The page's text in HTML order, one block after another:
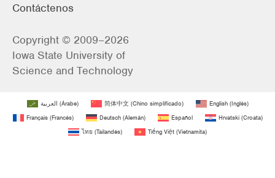
Contáctenos
Copyright © 2009–2026
Iowa State University of
Science and Technology
العربية (Árabe) 简体中文(Chino simplificado) English(Inglés)
Français(Francés) Deutsch(Alemán) Español Hrvatski(Croata)
ไทย (Tailandés) Tiếng Việt (Vietnamita)